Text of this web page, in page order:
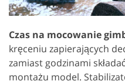
Czas na mocowanie
kręceniu zapierających
zamiast godzinami
montażu model.